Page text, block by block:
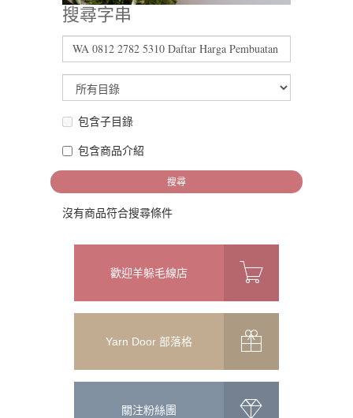
搜尋字串
包含子目錄
包含商品介紹
沒有商品符合搜尋條件
歡迎羊躲毛線店
Yarn Door 部落格
關注粉絲團